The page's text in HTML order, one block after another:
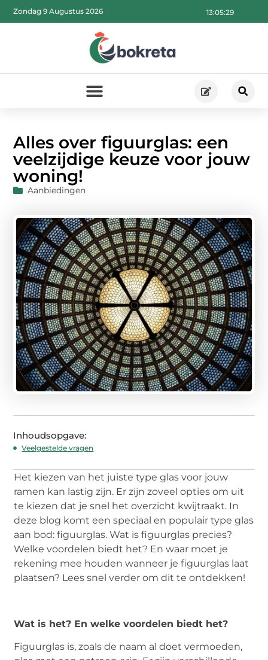
13:05:30
Zondag 9 Augustus 2026
Alles over figuurglas: een
veelzijdige keuze voor jouw
woning!
Aanbiedingen
Inhoudsopgave:
Veelgestelde vragen
Het kiezen van het juiste type glas voor jouw
ramen kan lastig zijn. Er zijn zoveel opties om uit
te kiezen dat je snel het overzicht kwijtraakt. In
deze blog komt een speciaal en populair type glas
aan bod: figuurglas. Wat is figuurglas precies?
Welke voordelen biedt het? En waar moet je
rekening mee houden wanneer je figuurglas laat
plaatsen? Lees snel verder om dit te ontdekken!
Wat is het? En welke voordelen biedt het?
Figuurglas is, zoals de naam al doet vermoeden,